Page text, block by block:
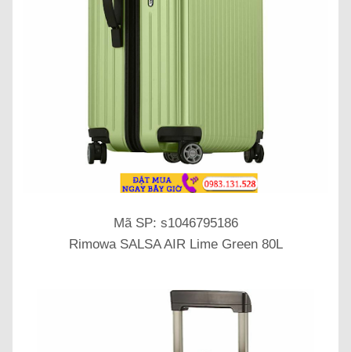
Mã SP: s1046795186
Rimowa SALSA AIR Lime Green 80L